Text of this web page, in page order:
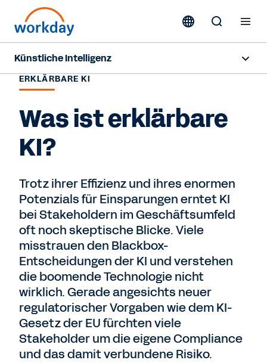
Künstliche Intelligenz
Übersicht
Sana
Agent System of Record
Preise
Verantwortungsvolle KI
Ressourcen
Kontaktieren Sie uns
ERKLÄRBARE KI
Was ist erklärbare
KI?
Trotz ihrer Effizienz und ihres enormen
Potenzials für Einsparungen erntet KI
bei Stakeholdern im Geschäftsumfeld
oft noch skeptische Blicke. Viele
misstrauen den Blackbox-
Entscheidungen der KI und verstehen
die boomende Technologie nicht
wirklich. Gerade angesichts neuer
regulatorischer Vorgaben wie dem KI-
Gesetz der EU fürchten viele
Stakeholder um die eigene Compliance
und das damit verbundene Risiko.